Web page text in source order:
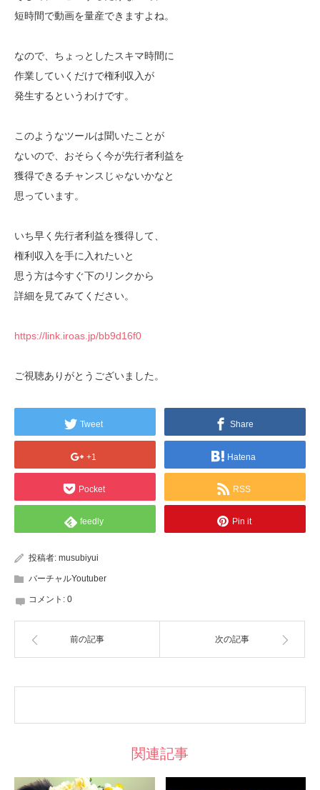
短時間で動画を量産できますよね。
なので、ちょっとしたスキマ時間に
作業していくだけで権利収入が
発生するというわけです。
このようなツールは聞いたことが
ないので、おそらく今が先行者利益を
獲得できるチャンスじゃないかなと
思っています。
いち早く先行者利益を獲得して、
権利収入を手に入れたいと
思う方は今すぐ下のリンクから
詳細を見てみてください。
https://link.iroas.jp/bb9d16f0
ご視聴ありがとうございました。
Tweet Share
+1 Hatena
Pocket RSS
feedly Pin it
投稿者: musubiyui
バーチャルYoutuber
コメント: 0
前の記事 次の記事
関連記事